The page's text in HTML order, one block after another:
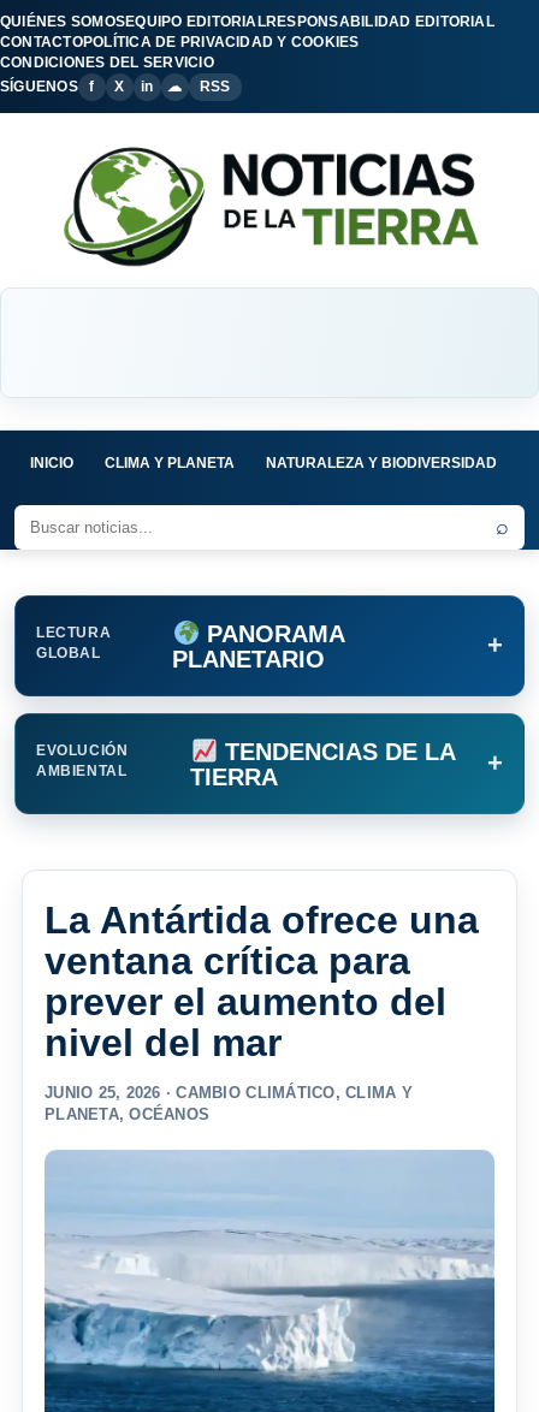
QUIÉNES SOMOSEQUIPO EDITORIALRESPONSABILIDAD EDITORIAL
CONTACTOPOLÍTICA DE PRIVACIDAD Y COOKIES
CONDICIONES DEL SERVICIO
SÍGUENOS
f X in ☁ RSS
INICIO CLIMA Y PLANETA NATURALEZA Y BIODIVERSIDAD
⌕
LECTURA
GLOBAL
PANORAMA
PLANETARIO
+
EVOLUCIÓN
AMBIENTAL
TENDENCIAS DE LA
TIERRA
+
La Antártida ofrece una
ventana crítica para
prever el aumento del
nivel del mar
JUNIO 25, 2026 ·CAMBIO CLIMÁTICO,CLIMA Y
PLANETA,OCÉANOS